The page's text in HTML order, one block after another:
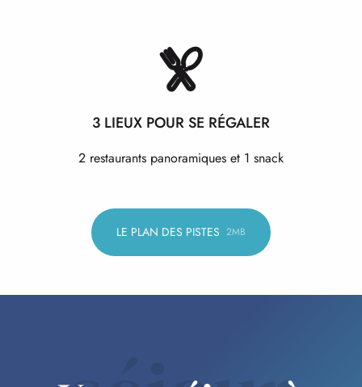
3 LIEUX POUR SE RÉGALER
2 restaurants panoramiques et 1 snack
LE PLAN DES PISTES 2MB